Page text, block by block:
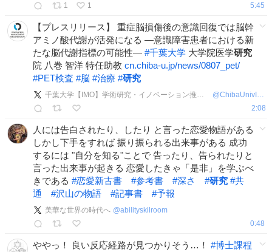
1
1 5:45
【プレスリリース】 重症脳損傷後の意識回復では脳幹
アミノ酸代謝が活発になる ―意識障害患者における新
たな脳代謝指標の可能性― #千葉大学 大学院医学研究
院 八巻 智洋 特任助教 cn.chiba-u.jp/news/0807_pet/
#PET検査 #脳 #治療 #研究
千葉大学【IMO】学術研究・イノベーション推進機構 @ChibaUnivIMO
2:08
人には告白されたり、したり と言った恋愛物語がある
しかし下手をすれば 振り振られる出来事がある 成功
するには "自分を知る"ことで 告ったり、告られたりと
言った出来事が起きる 恋愛したきゃ「是非」を学ぶべ
きである #恋愛新古書 #参考書 #深さ #研究 #共
通
#沢山の物語 #記事書 #予報
美華な世界の時代へ @abilityskilroom
0:48
ややっ！ 良い反応経路が見つかりそう…！ #博士課程